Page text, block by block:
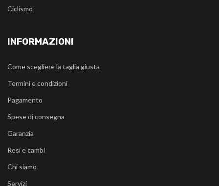
Ciclismo
INFORMAZIONI
Come scegliere la taglia giusta
Termini e condizioni
Pagamento
Spese di consegna
Garanzia
Resi e cambi
Chi siamo
Servizi